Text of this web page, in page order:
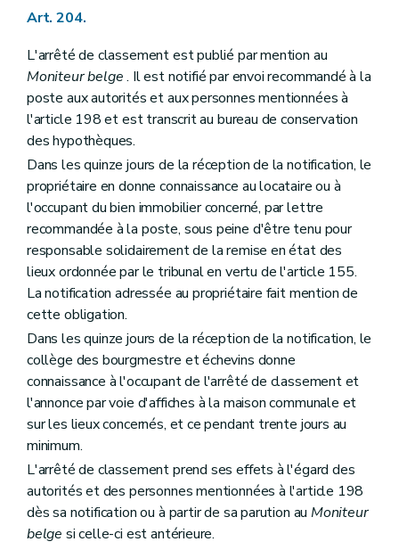
Art. 204.
L'arrêté de classement est publié par mention au
Moniteur belge. Il est notifié par envoi recommandé à la
poste aux autorités et aux personnes mentionnées à
l'article 198 et est transcrit au bureau de conservation
des hypothèques.
Dans les quinze jours de la réception de la notification, le
propriétaire en donne connaissance au locataire ou à
l'occupant du bien immobilier concerné, par lettre
recommandée à la poste, sous peine d'être tenu pour
responsable solidairement de la remise en état des
lieux ordonnée par le tribunal en vertu de l'article 155.
La notification adressée au propriétaire fait mention de
cette obligation.
Dans les quinze jours de la réception de la notification, le
collège des bourgmestre et échevins donne
connaissance à l'occupant de l'arrêté de classement et
l'annonce par voie d'affiches à la maison communale et
sur les lieux concernés, et ce pendant trente jours au
minimum.
L'arrêté de classement prend ses effets à l'égard des
autorités et des personnes mentionnées à l'article 198
dès sa notification ou à partir de sa parution auMoniteur
belge si celle-ci est antérieure.